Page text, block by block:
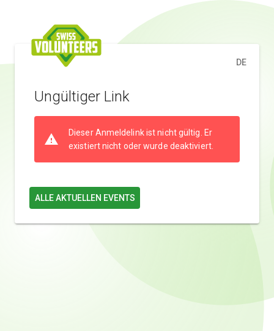
DE
Ungültiger Link
warning
Dieser Anmeldelink ist nicht gültig. Er
existiert nicht oder wurde deaktiviert.
ALLE AKTUELLEN EVENTS